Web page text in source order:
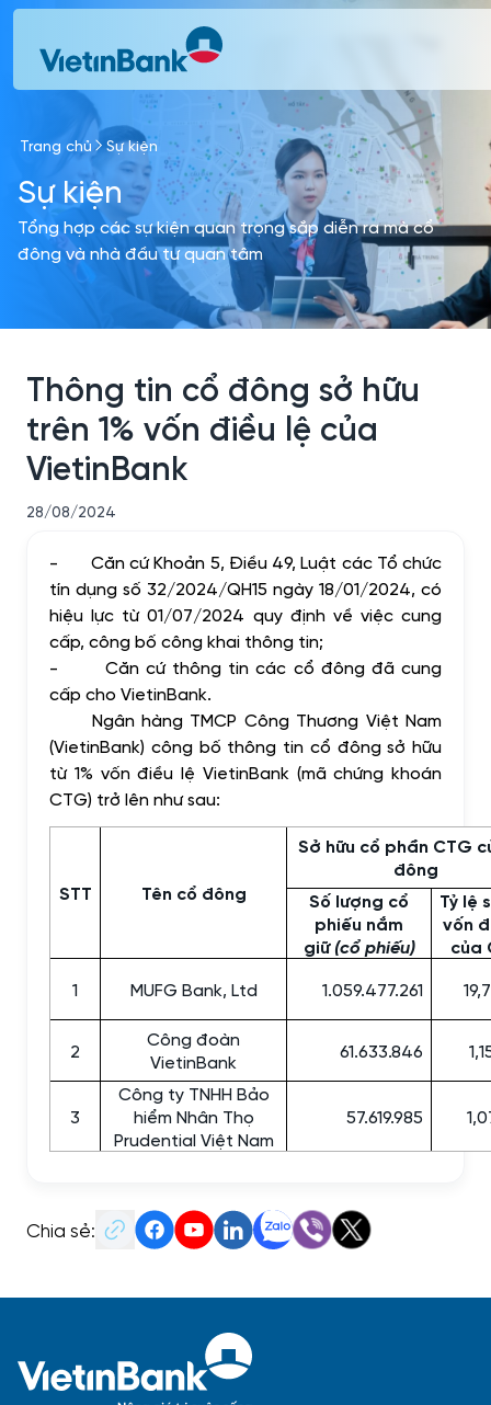
Skip to Main Content
Trang chủ Sự kiện
Sự kiện
Tổng hợp các sự kiện quan trọng sắp diễn ra mà cổ
đông và nhà đầu tư quan tâm
Thông tin cổ đông sở hữu
trên 1% vốn điều lệ của
VietinBank
28/08/2024
-
Căn cứ Khoản 5, Điều 49, Luật các Tổ chức
tín dụng số 32/2024/QH15 ngày 18/01/2024, có
hiệu lực từ 01/07/2024 quy định về việc cung
cấp, công bố công khai thông tin;
-
Căn cứ thông tin các cổ đông đã cung
cấp cho VietinBank.
Ngân hàng TMCP Công Thương Việt Nam
(VietinBank) công bố thông tin cổ đông sở hữu
từ 1% vốn điều lệ VietinBank (mã chứng khoán
CTG) trở lên như sau:
STT Tên cổ đông
Sở hữu cổ phần CTG
đông
Số lượng cổ
phiếu nắm
giữ(cổ phiếu)
Tỷ lệ
vốn
của
1
MUFG Bank, Ltd 1.059.477.261
2
Công đoàn
VietinBank
61.633.846
3
Công ty TNHH Bảo
hiểm Nhân Thọ
Prudential Việt Nam
57.619.985
Chia sẻ: